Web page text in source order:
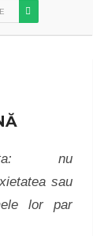
nu
sau
lor par